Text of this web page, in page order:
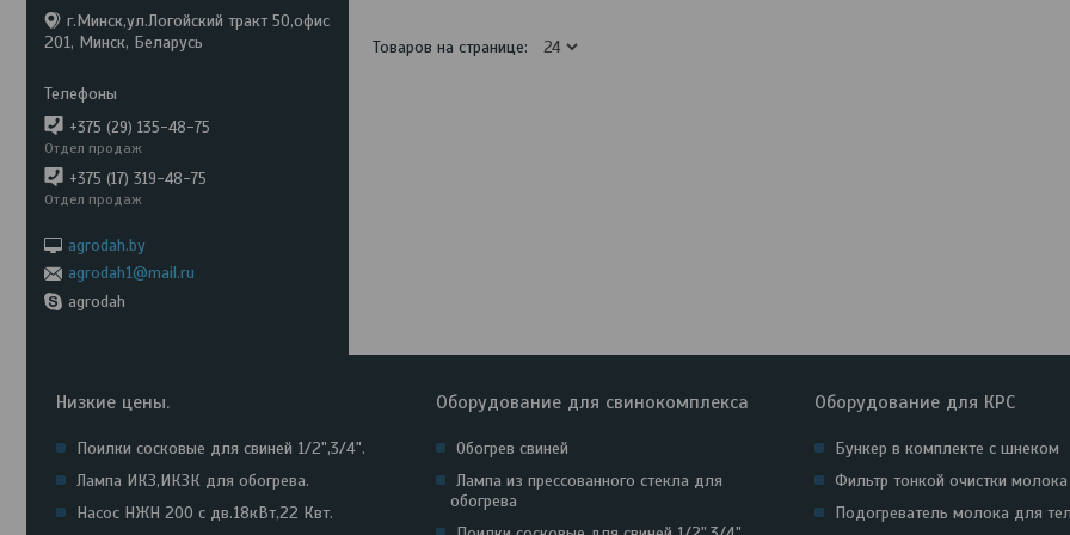
г.Минск,ул.Логойский тракт 50,офис
201, Минск, Беларусь
+375 (29) 135-48-75
Отдел продаж
+375 (17) 319-48-75
Отдел продаж
agrodah.by
agrodah1@mail.ru
agrodah
Низкие цены.
Поилки сосковые для свиней 1/2",3/4".
Лампа ИКЗ,ИКЗК для обогрева.
Насос НЖН 200 с дв.18кВт,22 Квт.
Оборудование для свинокомплекса
Обогрев свиней
Лампа из прессованного стекла для
обогрева
Оборудование для КРС
Бункер в комплекте с шнеком
Фильтр тонкой очистки молока
Подогреватель молока для